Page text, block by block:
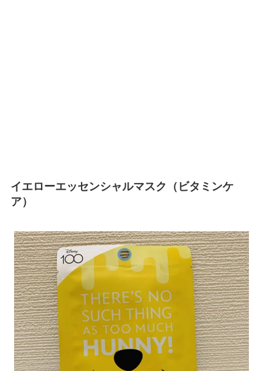
イエローエッセンシャルマスク（ビタミンケ
ア）